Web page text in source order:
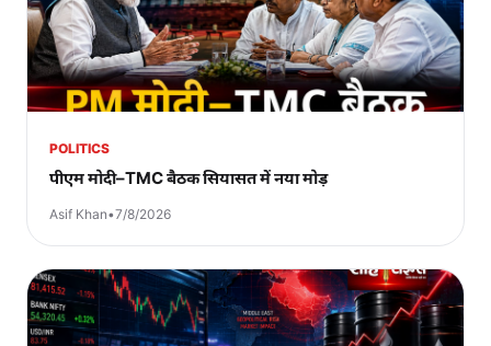
POLITICS
पीएम मोदी–TMC बैठक सियासत में नया मोड़
Asif Khan•7/8/2026